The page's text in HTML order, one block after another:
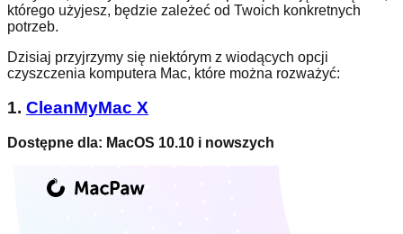
którego użyjesz, będzie zależeć od Twoich konkretnych
potrzeb.
Dzisiaj przyjrzymy się niektórym z wiodących opcji
czyszczenia komputera Mac, które można rozważyć:
1. CleanMyMac X
Dostępne dla: MacOS 10.10 i nowszych